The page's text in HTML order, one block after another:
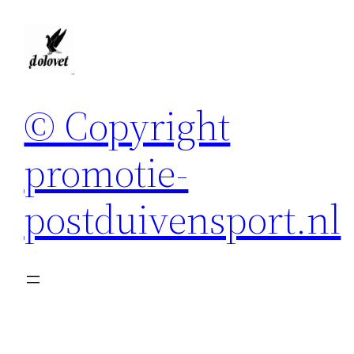
© Copyright
promotie-
postduivensport.nl